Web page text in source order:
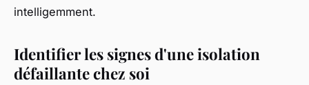
intelligemment.
Identifier les signes d'une isolation
défaillante chez soi